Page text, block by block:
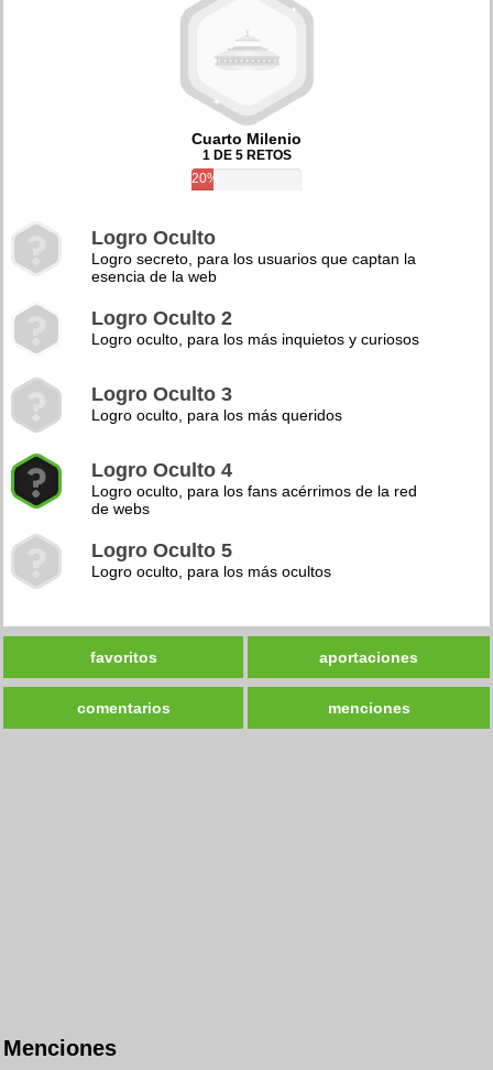
Cuarto Milenio
1 DE 5 RETOS
20%
Logro Oculto
Logro secreto, para los usuarios que captan la
esencia de la web
Logro Oculto 2
Logro oculto, para los más inquietos y curiosos
Logro Oculto 3
Logro oculto, para los más queridos
Logro Oculto 4
Logro oculto, para los fans acérrimos de la red
de webs
Logro Oculto 5
Logro oculto, para los más ocultos
favoritos aportaciones
comentarios menciones
Menciones